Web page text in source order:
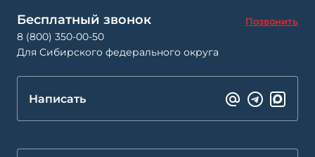
Бесплатный звонок Позвонить
8 (800) 350-00-50
Для Сибирского федерального округа
Написать